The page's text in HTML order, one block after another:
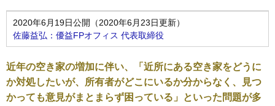
2020年6月19日公開（2020年6月23日更新）
佐藤益弘：優益FPオフィス 代表取締役
近年の空き家の増加に伴い、「近所にある空き家をどうに
か対処したいが、所有者がどこにいるか分からなく、見つ
かっても意見がまとまらず困っている」といった問題が多